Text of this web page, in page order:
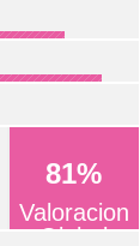
81%
Valoracion
Global